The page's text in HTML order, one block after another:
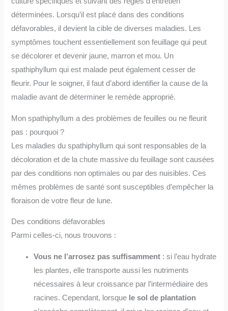
déterminées. Lorsqu’il est placé dans des conditions
défavorables, il devient la cible de diverses maladies. Les
symptômes touchent essentiellement son feuillage qui peut
se décolorer et devenir jaune, marron et mou. Un
spathiphyllum qui est malade peut également cesser de
fleurir. Pour le soigner, il faut d’abord identifier la cause de la
maladie avant de déterminer le remède approprié.
Mon spathiphyllum a des problèmes de feuilles ou ne fleurit
pas : pourquoi ?
Les maladies du spathiphyllum qui sont responsables de la
décoloration et de la chute massive du feuillage sont causées
par des conditions non optimales ou par des nuisibles. Ces
mêmes problèmes de santé sont susceptibles d’empêcher la
floraison de votre fleur de lune.
Des conditions défavorables
Parmi celles-ci, nous trouvons :
Vous ne l’arrosez pas suffisamment : si l’eau hydrate
les plantes, elle transporte aussi les nutriments
nécessaires à leur croissance par l’intermédiaire des
racines. Cependant, lorsque le sol de plantation